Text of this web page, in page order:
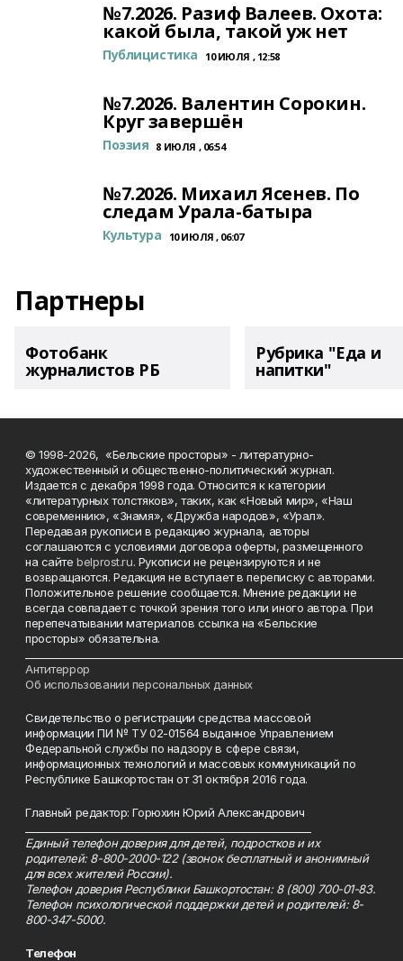
№7.2026. Разиф Валеев. Охота:
какой была, такой уж нет
Публицистика 10 ИЮЛЯ , 12:58
№7.2026. Валентин Сорокин.
Круг завершён
Поэзия 8 ИЮЛЯ , 06:54
№7.2026. Михаил Ясенев. По
следам Урала-батыра
Культура 10 ИЮЛЯ , 06:07
Партнеры
Фотобанк
журналистов РБ
Рубрика "Еда и
напитки"
© 1998-2026, «Бельские просторы» - литературно-
художественный и общественно-политический журнал.
Издается с декабря 1998 года. Относится к категории
«литературных толстяков», таких, как «Новый мир», «Наш
современник», «Знамя», «Дружба народов», «Урал».
Передавая рукописи в редакцию журнала, авторы
соглашаются с условиями договора оферты, размещенного
на сайтеbelprost.ru. Рукописи не рецензируются и не
возвращаются. Редакция не вступает в переписку с авторами.
Положительное решение сообщается. Мнение редакции не
всегда совпадает с точкой зрения того или иного автора. При
перепечатывании материалов ссылка на «Бельские
просторы» обязательна.
Антитеррор
Об использовании персональных данных
Свидетельство о регистрации средства массовой
информации ПИ № ТУ 02-01564 выданное Управлением
Федеральной службы по надзору в сфере связи,
информационных технологий и массовых коммуникаций по
Республике Башкортостан от 31 октября 2016 года.
Главный редактор: Горюхин Юрий Александрович
Единый телефон доверия для детей, подростков и их
родителей: 8-800-2000-122 (звонок бесплатный и анонимный
для всех жителей России).
Телефон доверия Республики Башкортостан: 8 (800) 700-01-83.
Телефон психологической поддержки детей и родителей: 8-
800-347-5000.
Телефон